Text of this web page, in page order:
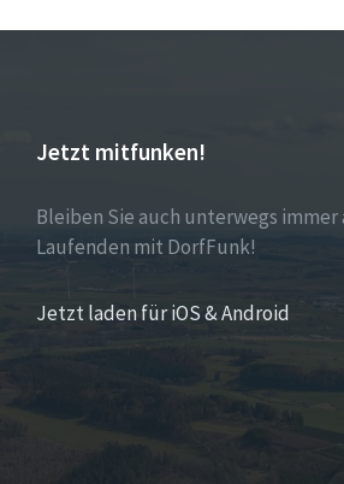
Jetzt mitfunken!
Bleiben Sie auch unterwegs immer
Laufenden mit DorfFunk!
Jetzt laden für iOS & Android